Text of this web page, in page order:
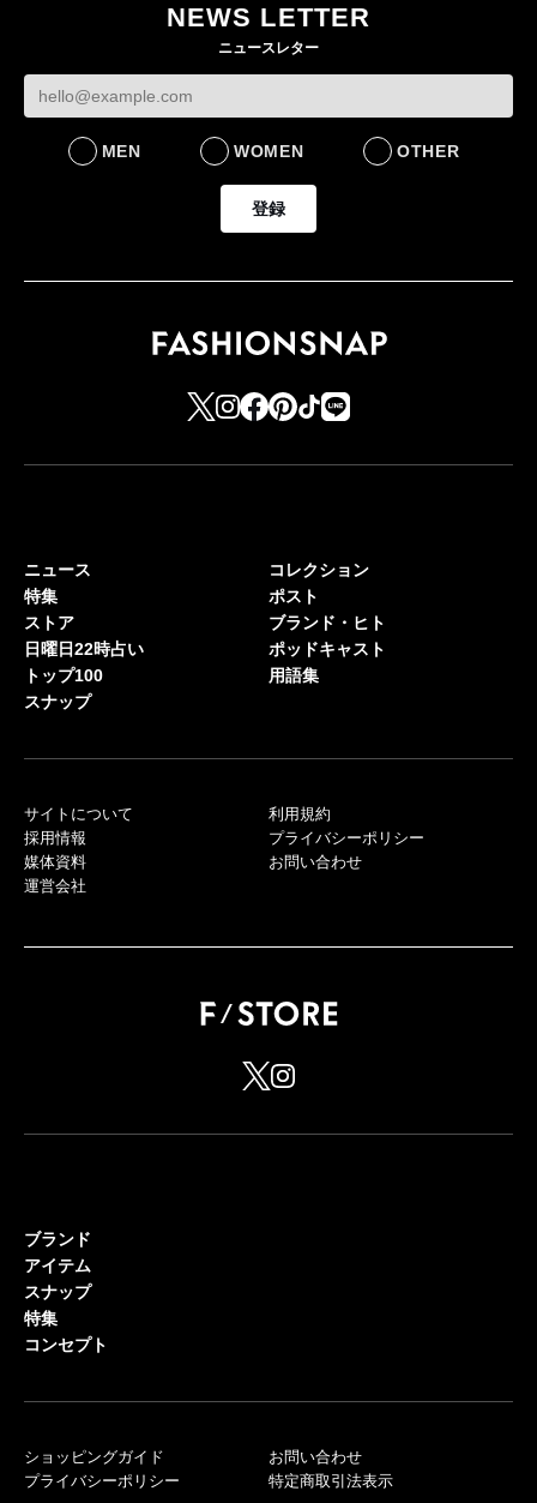
ケットなど7型を発売
FASHION
NEWS LETTER
ニュースレター
MEN WOMEN OTHER
登録
ニュース
特集
ストア
日曜日22時占い
トップ100
スナップ
コレクション
ポスト
ブランド・ヒト
ポッドキャスト
用語集
サイトについて
採用情報
媒体資料
運営会社
利用規約
プライバシーポリシー
お問い合わせ
ブランド
アイテム
スナップ
特集
コンセプト
ショッピングガイド
プライバシーポリシー
お問い合わせ
特定商取引法表示